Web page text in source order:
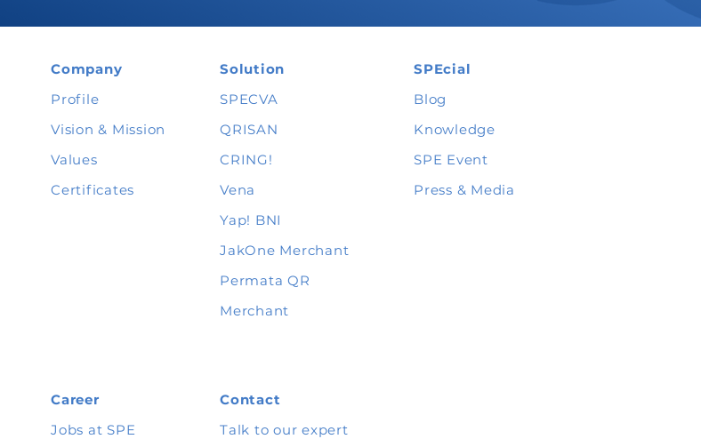
Company
Profile
Vision & Mission
Values
Certificates
Solution
SPECVA
QRISAN
CRING!
Vena
Yap! BNI
JakOne Merchant
Permata QR
Merchant
SPEcial
Blog
Knowledge
SPE Event
Press & Media
Career
Jobs at SPE
Contact
Talk to our expert